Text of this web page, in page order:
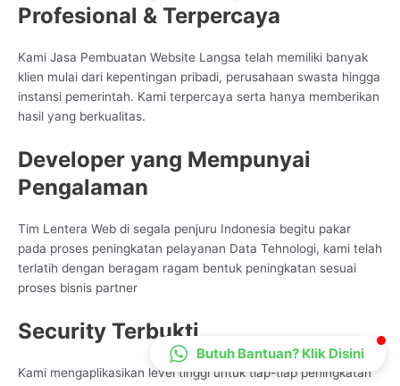
Profesional & Terpercaya
Kami Jasa Pembuatan Website Langsa telah memiliki banyak
klien mulai dari kepentingan pribadi, perusahaan swasta hingga
instansi pemerintah. Kami terpercaya serta hanya memberikan
hasil yang berkualitas.
Developer yang Mempunyai
Pengalaman
Tim Lentera Web di segala penjuru Indonesia begitu pakar
pada proses peningkatan pelayanan Data Tehnologi, kami telah
terlatih dengan beragam ragam bentuk peningkatan sesuai
proses bisnis partner
Security Terbukti
Kami mengaplikasikan level tinggi untuk tiap-tiap peningkatan
CS Lenteraweb
Online
Butuh Bantuan? Klik Disini